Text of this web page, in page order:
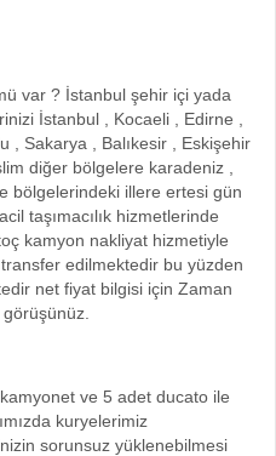
var ? İstanbul şehir içi yada
İstanbul , Kocaeli , Edirne ,
, Sakarya , Balıkesir , Eskişehir
diğer bölgelere karadeniz ,
bölgelerindeki illere ertesi gün
taşımacılık hizmetlerinde
kamyon nakliyat hizmetiyle
edilmektedir bu yüzden
net fiyat bilgisi için Zaman
ve 5 adet ducato ile
kuryelerimiz
sorunsuz yüklenebilmesi